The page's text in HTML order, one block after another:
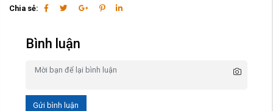
Chia sẻ:
Bình luận
Gửi bình luận